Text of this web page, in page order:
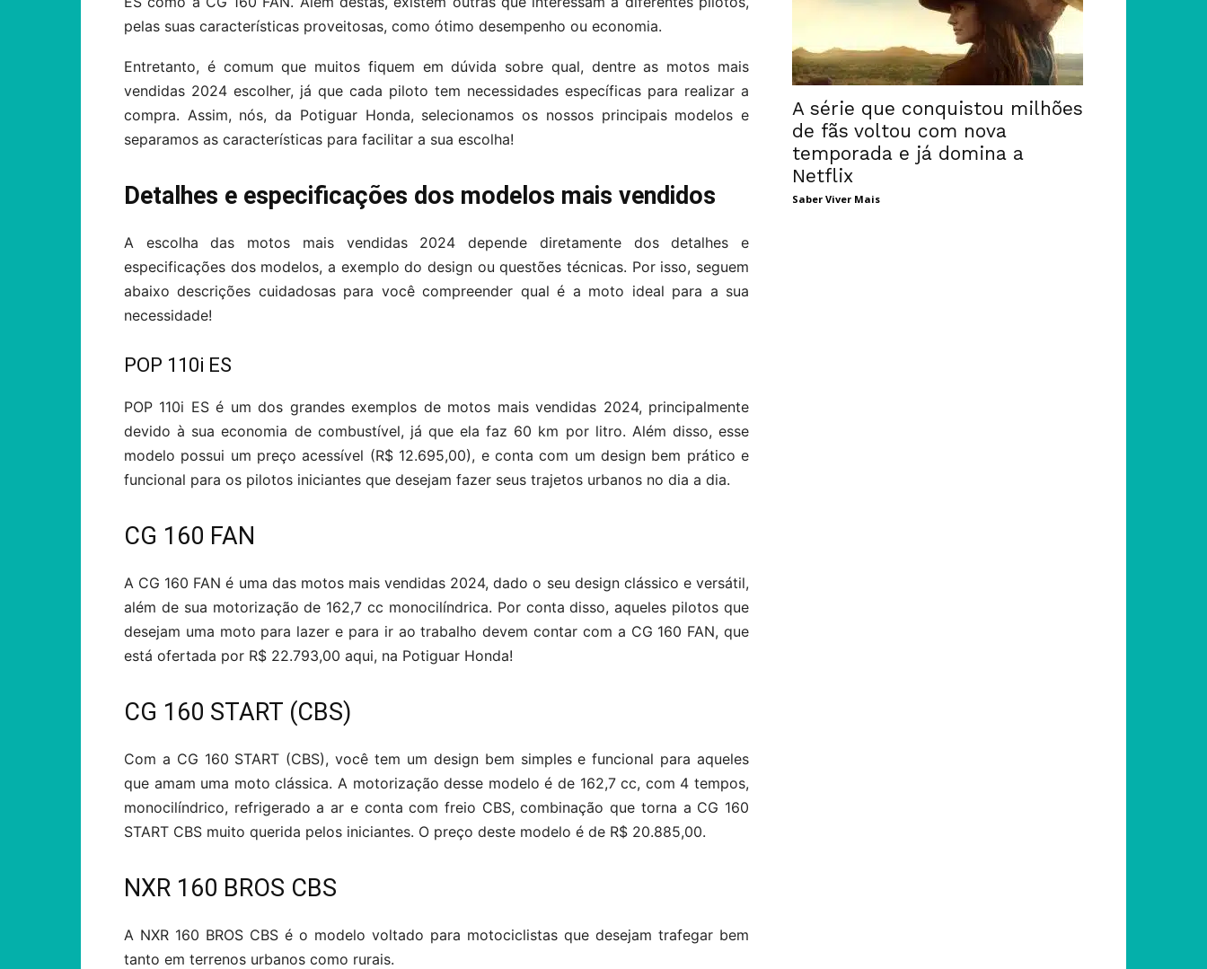
pelas suas características proveitosas, como ótimo desempenho ou economia.
Entretanto, é comum que muitos fiquem em dúvida sobre qual, dentre as motos mais
vendidas 2024 escolher, já que cada piloto tem necessidades específicas para realizar a
compra. Assim, nós, da Potiguar Honda, selecionamos os nossos principais modelos e
separamos as características para facilitar a sua escolha!
Detalhes e especificações dos modelos mais vendidos
A escolha das motos mais vendidas 2024 depende diretamente dos detalhes e
especificações dos modelos, a exemplo do design ou questões técnicas. Por isso, seguem
abaixo descrições cuidadosas para você compreender qual é a moto ideal para a sua
necessidade!
POP 110i ES
POP 110i ES é um dos grandes exemplos de motos mais vendidas 2024, principalmente
devido à sua economia de combustível, já que ela faz 60 km por litro. Além disso, esse
modelo possui um preço acessível (R$ 12.695,00), e conta com um design bem prático e
funcional para os pilotos iniciantes que desejam fazer seus trajetos urbanos no dia a dia.
CG 160 FAN
A CG 160 FAN é uma das motos mais vendidas 2024, dado o seu design clássico e versátil,
além de sua motorização de 162,7 cc monocilíndrica. Por conta disso, aqueles pilotos que
desejam uma moto para lazer e para ir ao trabalho devem contar com a CG 160 FAN, que
está ofertada por R$ 22.793,00 aqui, na Potiguar Honda!
CG 160 START (CBS)
Com a CG 160 START (CBS), você tem um design bem simples e funcional para aqueles
que amam uma moto clássica. A motorização desse modelo é de 162,7 cc, com 4 tempos,
monocilíndrico, refrigerado a ar e conta com freio CBS, combinação que torna a CG 160
START CBS muito querida pelos iniciantes. O preço deste modelo é de R$ 20.885,00.
NXR 160 BROS CBS
A NXR 160 BROS CBS é o modelo voltado para motociclistas que desejam trafegar bem
tanto em terrenos urbanos como rurais.
A série que conquistou milhões
de fãs voltou com nova
temporada e já domina a
Netflix
Saber Viver Mais